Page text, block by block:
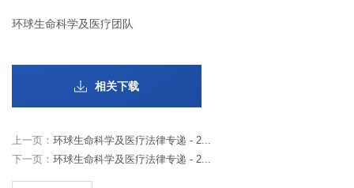
环球生命科学及医疗团队
相关下载
上一页： 环球生命科学及医疗法律专递 - 2...
下一页： 环球生命科学及医疗法律专递 - 2...